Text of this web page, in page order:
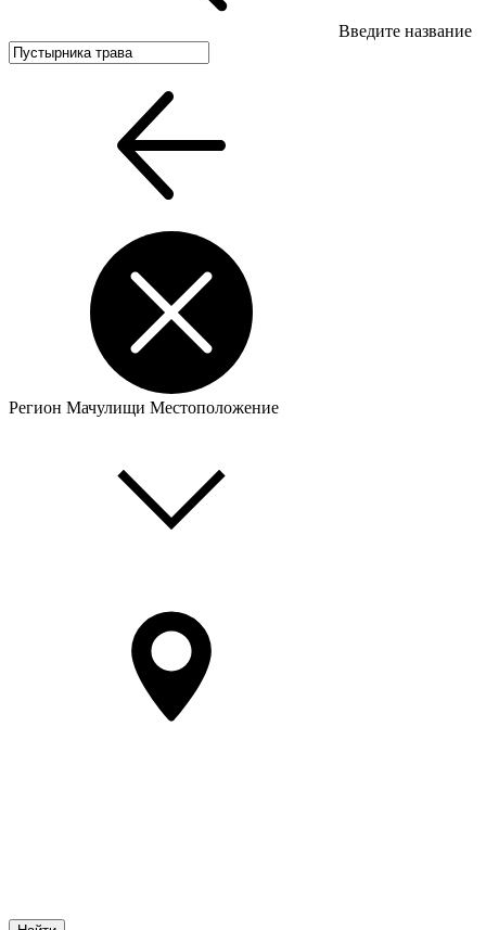
Введите название
Регион Мачулищи Местоположение